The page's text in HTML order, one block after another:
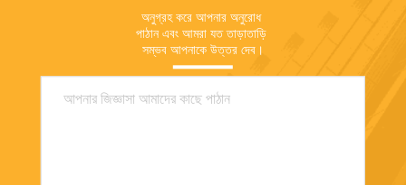
অনুগ্রহ করে আপনার অনুরোধ
পাঠান এবং আমরা যত তাড়াতাড়ি
সম্ভব আপনাকে উত্তর দেব।